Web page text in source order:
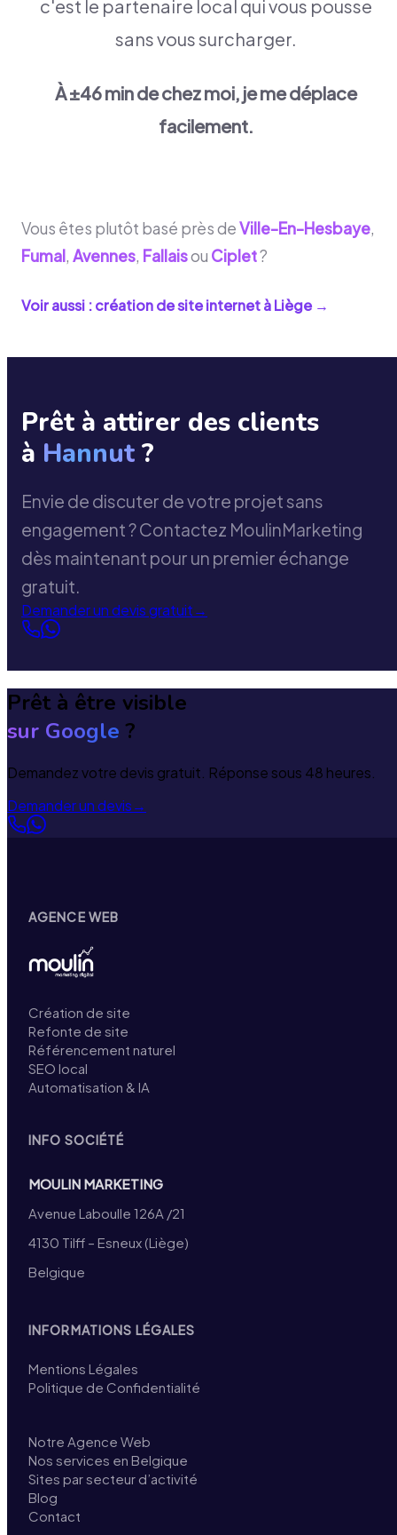
c'est le partenaire local qui vous pousse
sans vous surcharger.
À ±46 min de chez moi, je me déplace
facilement.
Vous êtes plutôt basé près deVille-En-Hesbaye,
Fumal, Avennes, Fallaisou Ciplet?
Voir aussi : création de site internet àLiège→
Prêt à attirer des clients
à Hannut ?
Envie de discuter de votre projet sans
engagement ? Contactez MoulinMarketing
dès maintenant pour un premier échange
gratuit.
Demander un devis gratuit→
Prêt à être visible
sur Google ?
Demandez votre devis gratuit. Réponse sous 48 heures.
Demander un devis→
AGENCE WEB
Création de site
Refonte de site
Référencement naturel
SEO local
Automatisation & IA
INFO SOCIÉTÉ
MOULIN MARKETING
Avenue Laboulle 126A /21
4130 Tilff – Esneux (Liège)
Belgique
INFORMATIONS LÉGALES
Mentions Légales
Politique de Confidentialité
Notre Agence Web
Nos services en Belgique
Sites par secteur d’activité
Blog
Contact